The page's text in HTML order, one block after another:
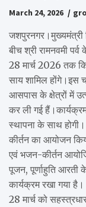
March 24, 2026
जशपुरनगर।मुख्यमंत्री
बीच श्री रामनवमी
28 मार्च 2026 तक
साय शामिल होंगे।इस
आसपास के क्षेत्रों में
कर ली गई
स्थापना के साथ
कीर्तन का आयोजन
एवं भजन-कीर्तन
पूजन, पूर्णाहुति आरती
कार्यक्रम रखा गया है।
28 मार्च को